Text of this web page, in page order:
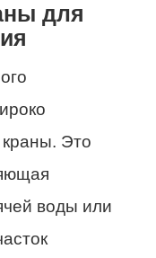
для
Это
воды или